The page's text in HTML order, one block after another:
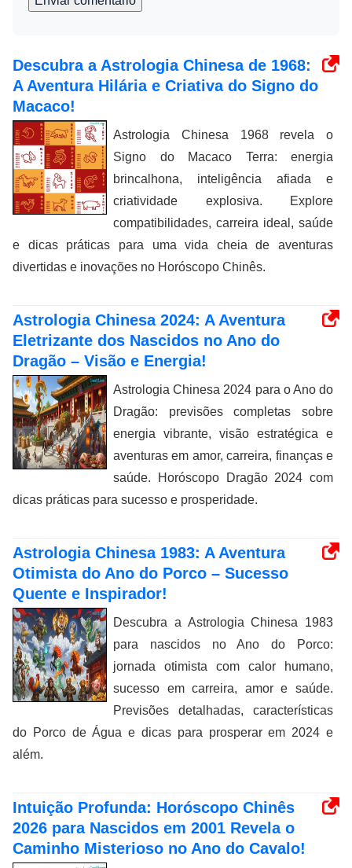
Descubra a Astrologia Chinesa de 1968:
A Aventura Hilária e Criativa do Signo do
Macaco!
Astrologia Chinesa 1968 revela o
Signo do Macaco Terra: energia
brincalhona, inteligência afiada e
criatividade explosiva. Explore
compatibilidades, carreira ideal, saúde
e dicas práticas para uma vida cheia de aventuras
divertidas e inovações no Horóscopo Chinês.
Astrologia Chinesa 2024: A Aventura
Eletrizante dos Nascidos no Ano do
Dragão – Visão e Energia!
Astrologia Chinesa 2024 para o Ano do
Dragão: previsões completas sobre
energia vibrante, visão estratégica e
aventuras em amor, carreira, finanças e
saúde. Horóscopo Dragão 2024 com
dicas práticas para sucesso e prosperidade.
Astrologia Chinesa 1983: A Aventura
Otimista do Ano do Porco – Sucesso
Quente e Inspirador!
Descubra a Astrologia Chinesa 1983
para nascidos no Ano do Porco:
jornada otimista com calor humano,
sucesso em carreira, amor e saúde.
Previsões detalhadas, características
do Porco de Água e dicas para prosperar em 2024 e
além.
Intuição Profunda: Horóscopo Chinês
2026 para Nascidos em 2001 Revela o
Caminho Misterioso no Ano do Cavalo!